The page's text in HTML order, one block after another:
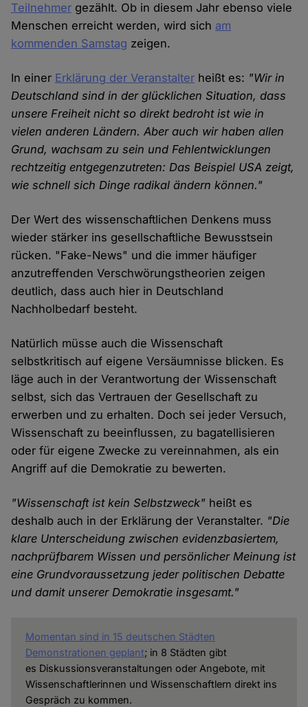
Teilnehmer gezählt. Ob in diesem Jahr ebenso viele
Menschen erreicht werden, wird sich am
kommenden Samstag zeigen.
In einer Erklärung der Veranstalter heißt es: "Wir in
Deutschland sind in der glücklichen Situation, dass
unsere Freiheit nicht so direkt bedroht ist wie in
vielen anderen Ländern. Aber auch wir haben allen
Grund, wachsam zu sein und Fehlentwicklungen
rechtzeitig entgegenzutreten: Das Beispiel USA zeigt,
wie schnell sich Dinge radikal ändern können."
Der Wert des wissenschaftlichen Denkens muss
wieder stärker ins gesellschaftliche Bewusstsein
rücken. "Fake-News" und die immer häufiger
anzutreffenden Verschwörungstheorien zeigen
deutlich, dass auch hier in Deutschland
Nachholbedarf besteht.
Natürlich müsse auch die Wissenschaft
selbstkritisch auf eigene Versäumnisse blicken. Es
läge auch in der Verantwortung der Wissenschaft
selbst, sich das Vertrauen der Gesellschaft zu
erwerben und zu erhalten. Doch sei jeder Versuch,
Wissenschaft zu beeinflussen, zu bagatellisieren
oder für eigene Zwecke zu vereinnahmen, als ein
Angriff auf die Demokratie zu bewerten.
"Wissenschaft ist kein Selbstzweck" heißt es
deshalb auch in der Erklärung der Veranstalter. "Die
klare Unterscheidung zwischen evidenzbasiertem,
nachprüfbarem Wissen und persönlicher Meinung ist
eine Grundvoraussetzung jeder politischen Debatte
und damit unserer Demokratie insgesamt."
Momentan sind in 15 deutschen Städten
Demonstrationen geplant; in 8 Städten gibt
es Diskussionsveranstaltungen oder Angebote, mit
Wissenschaftlerinnen und Wissenschaftlern direkt ins
Gespräch zu kommen.